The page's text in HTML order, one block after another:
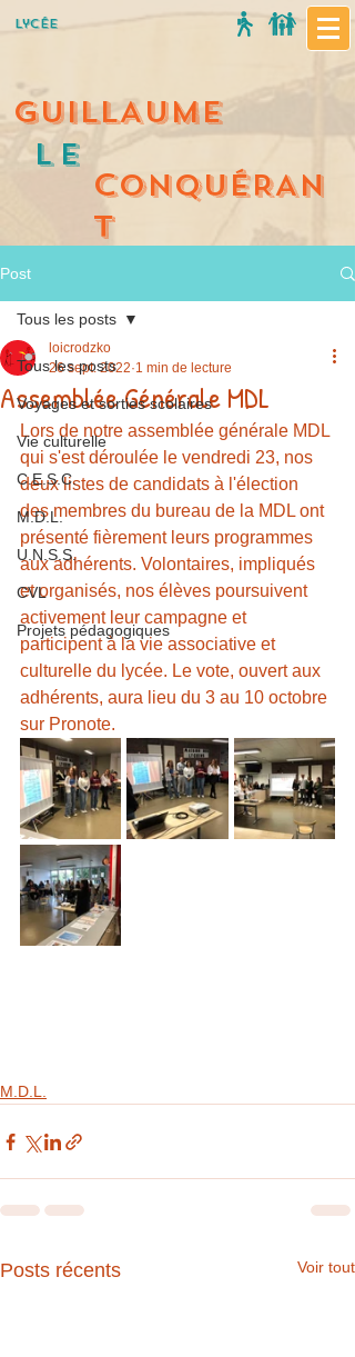
Lycée
GUILLAUME
Le
CONQUÉRAN
T
Post
Tous les posts
Voyages et sorties scolaires
Vie culturelle
C.E.S.C.
M.D.L.
U.N.S.S.
CVL
Projets pédagogiques
Tous les posts
Assemblée Générale MDL
loicrodzko
26 sept. 2022 1 min de lecture
Lors de notre assemblée générale MDL
qui s'est déroulée le vendredi 23, nos
deux listes de candidats à l'élection
des membres du bureau de la MDL ont
présenté fièrement leurs programmes
aux adhérents. Volontaires, impliqués
et organisés, nos élèves poursuivent
activement leur campagne et
participent à la vie associative et
culturelle du lycée. Le vote, ouvert aux
adhérents, aura lieu du 3 au 10 octobre
sur Pronote.
M.D.L.
Posts récents Voir tout